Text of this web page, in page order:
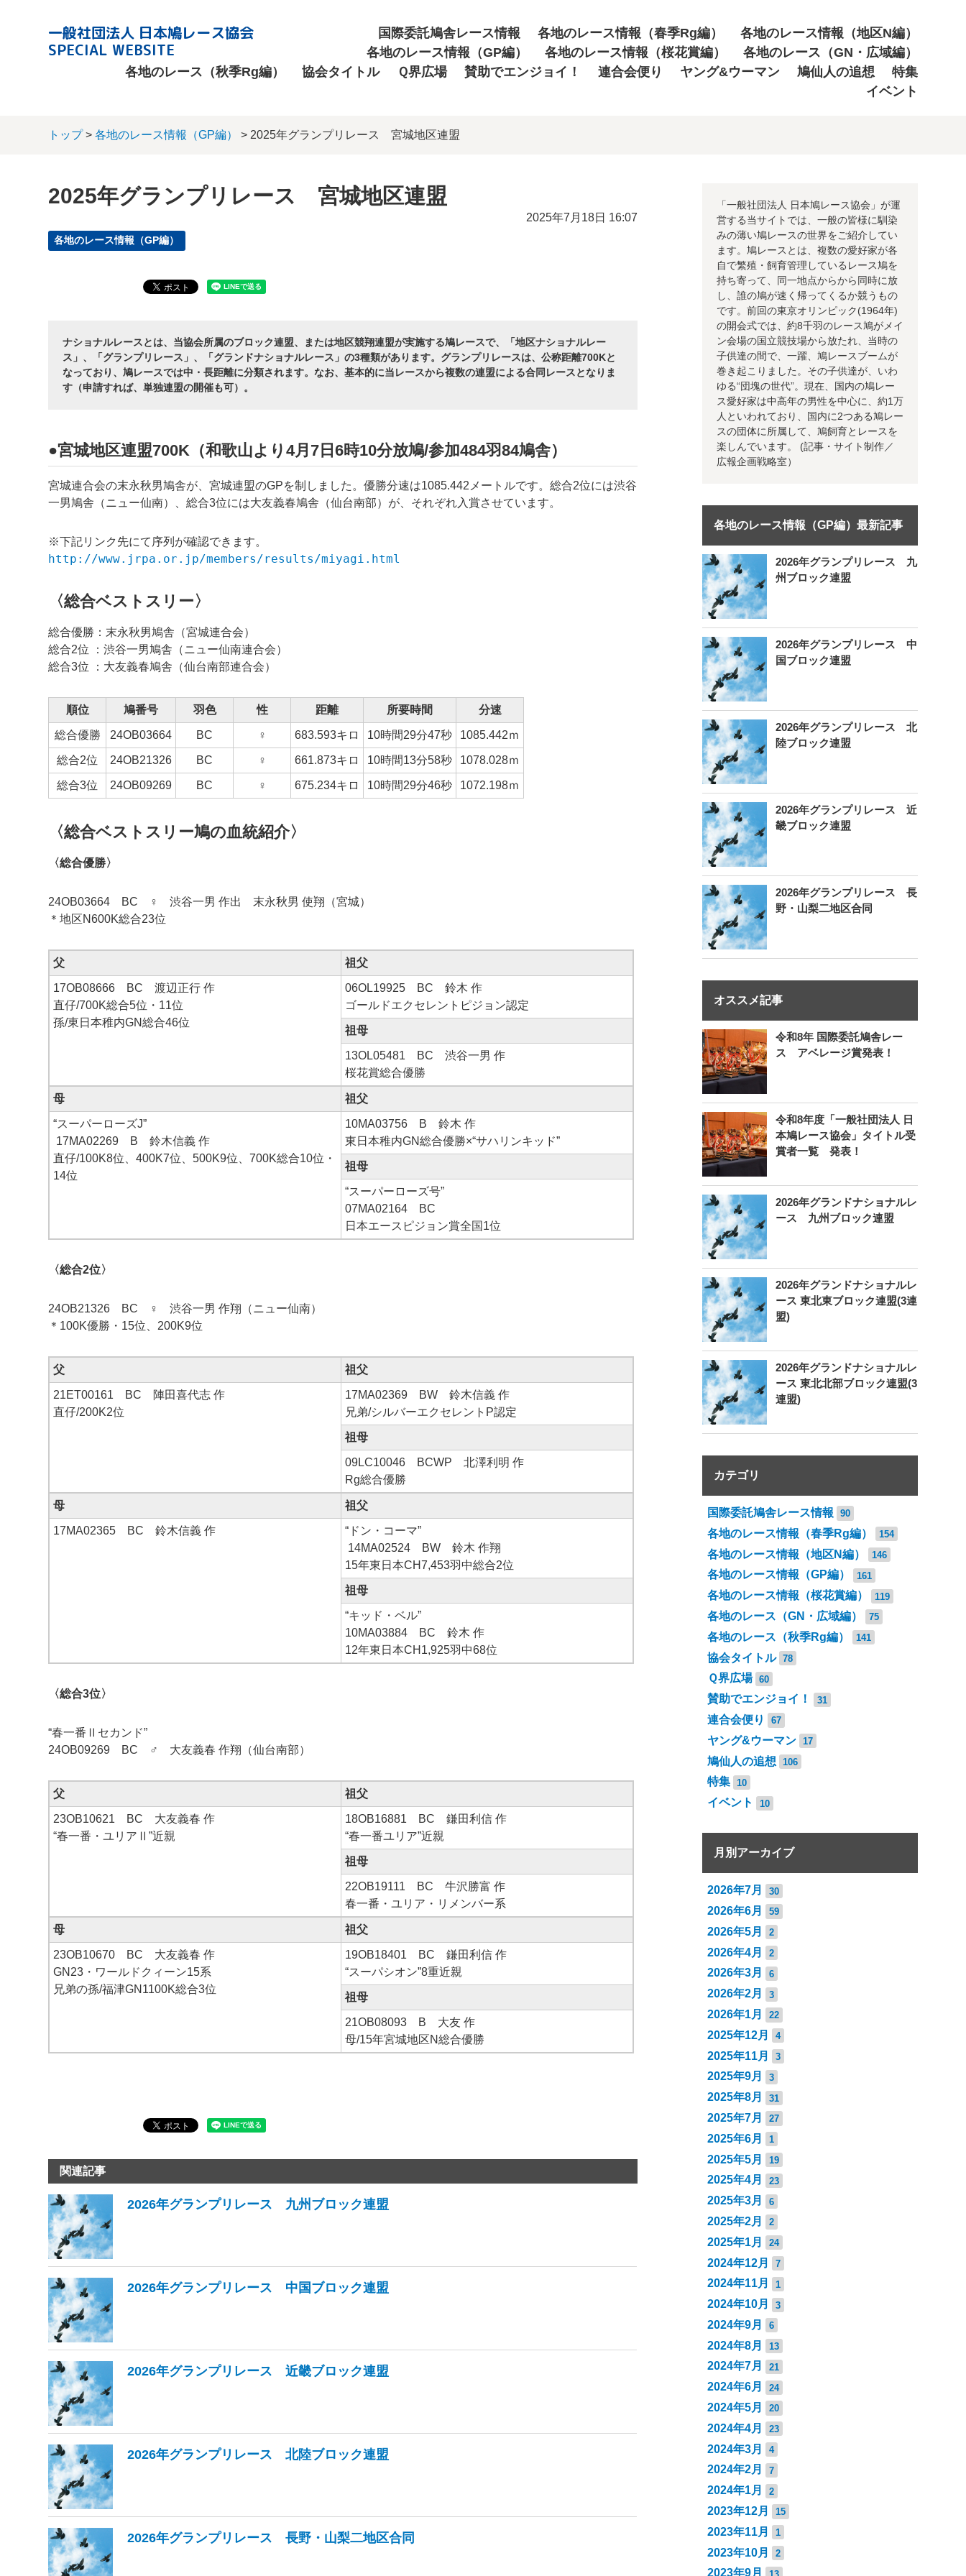
一般社団法人 日本鳩レース協会
SPECIAL WEBSITE
国際委託鳩舎レース情報 各地のレース情報（春季Rg編）
各地のレース情報（地区N編）
各地のレース情報（GP編）
各地のレース情報（桜花賞編）
各地のレース（GN・広域編）
各地のレース（秋季Rg編）
協会タイトル Ｑ界広場 賛助でエンジョイ！ 連合会便り ヤング&ウーマン 鳩仙人の追想
特集
イベント
トップ>各地のレース情報（GP編） > 2025年グランプリレース 宮城地区連盟
2025年グランプリレース 宮城地区連盟
2025年7月18日 16:07
各地のレース情報（GP編）
ナショナルレースとは、当協会所属のブロック連盟、または地区競翔連盟が実施する鳩レースで、「地区ナショナルレー
ス」、「グランプリレース」、「グランドナショナルレース」の3種類があります。グランプリレースは、公称距離700Kと
なっており、鳩レースでは中・長距離に分類されます。なお、基本的に当レースから複数の連盟による合同レースとなりま
す（申請すれば、単独連盟の開催も可）。
●宮城地区連盟700K（和歌山より4月7日6時10分放鳩/参加484羽84鳩舎）
宮城連合会の末永秋男鳩舎が、宮城連盟のGPを制しました。優勝分速は1085.442 メートルです。総合2位には渋谷
一男鳩舎（ニュー仙南）、総合3位には大友義春鳩舎（仙台南部）が、それぞれ入賞させています。
※下記リンク先にて序列が確認できます。
http://www.jrpa.or.jp/members/results/miyagi.html
〈総合ベストスリー〉
総合優勝： 末永秋男鳩舎（宮城連合会）
総合2位 ：渋谷一男鳩舎（ニュー仙南連合会）
総合3位 ： 大友義春鳩舎（仙台南部連合会）
順位 鳩番号 羽色 性 距離 所要時間 分速
総合優勝 24OB03664 BC ♀ 683.593キロ 10時間29分47秒 1085.442ｍ
総合2位 24OB21326 BC ♀ 661.873キロ 10時間13分58秒 1078.028ｍ
総合3位 24OB09269 BC ♀ 675.234キロ 10時間29分46秒 1072.198ｍ
〈総合ベストスリー鳩の血統紹介〉
〈総合優勝〉
24OB03664 BC ♀ 渋谷一男 作出 末永秋男 使翔（宮城）
＊地区N600K総合23位
父 祖父
17OB08666 BC 渡辺正行 作
直仔/700K総合5位・11位
孫/東日本稚内GN総合46位
06OL19925 BC 鈴木 作
ゴールドエクセレントピジョン認定
祖母
13OL05481 BC 渋谷一男 作
桜花賞総合優勝
母 祖父
“スーパーローズJ”
17MA02269 B 鈴木信義 作
直仔/100K8位、400K7位、500K9位、700K総合10位・
14位
10MA03756 B 鈴木 作
東日本稚内GN総合優勝×“サハリンキッド”
祖母
“スーパーローズ号”
07MA02164 BC
日本エースピジョン賞全国1位
〈総合2位〉
24OB21326 BC ♀ 渋谷一男 作翔（ニュー仙南）
＊100K優勝・15位、200K9位
父 祖父
21ET00161 BC 陣田喜代志 作
直仔/200K2位
17MA02369 BW 鈴木信義 作
兄弟/シルバーエクセレントP認定
祖母
09LC10046 BCWP 北澤利明 作
Rg総合優勝
母 祖父
17MA02365 BC 鈴木信義 作
“ドン・コーマ”
14MA02524 BW 鈴木 作翔
15年東日本CH7,453羽中総合2位
祖母
“キッド・ベル”
10MA03884 BC 鈴木 作
12年東日本CH1,925羽中68位
〈総合3位〉
“春一番Ⅱセカンド”
24OB09269 BC ♂ 大友義春 作翔（仙台南部）
父 祖父
23OB10621 BC 大友義春 作
“春一番・ユリアⅡ”近親
18OB16881 BC 鎌田利信 作
“春一番ユリア”近親
祖母
22OB19111 BC 牛沢勝富 作
春一番・ユリア・リメンバー系
母 祖父
23OB10670 BC 大友義春 作
GN23・ワールドクィーン15系
兄弟の孫/福津GN1100K総合3位
19OB18401 BC 鎌田利信 作
“スーパシオン”8重近親
祖母
21OB08093 B 大友 作
母/15年宮城地区N総合優勝
関連記事
2026年グランプリレース 九州ブロック連盟
2026年グランプリレース 中国ブロック連盟
2026年グランプリレース 近畿ブロック連盟
2026年グランプリレース 北陸ブロック連盟
2026年グランプリレース 長野・山梨二地区合同
「一般社団法人 日本鳩レース協会」が運
営する当サイトでは、一般の皆様に馴染
みの薄い鳩レースの世界をご紹介してい
ます。鳩レースとは、複数の愛好家が各
自で繁殖・飼育管理しているレース鳩を
持ち寄って、同一地点からから同時に放
し、誰の鳩が速く帰ってくるか競うもの
です。前回の東京オリンピック(1964年)
の開会式では、約8千羽のレース鳩がメイ
ン会場の国立競技場から放たれ、当時の
子供達の間で、一躍、鳩レースブームが
巻き起こりました。その子供達が、いわ
ゆる“団塊の世代”。現在、国内の鳩レー
ス愛好家は中高年の男性を中心に、約1万
人といわれており、国内に2つある鳩レー
スの団体に所属して、鳩飼育とレースを
楽しんでいます。 (記事・サイト制作／
広報企画戦略室）
各地のレース情報（GP編）最新記事
2026年グランプリレース 九
州ブロック連盟
2026年グランプリレース 中
国ブロック連盟
2026年グランプリレース 北
陸ブロック連盟
2026年グランプリレース 近
畿ブロック連盟
2026年グランプリレース 長
野・山梨二地区合同
オススメ記事
令和8年 国際委託鳩舎レー
ス アベレージ賞発表！
令和8年度「一般社団法人 日
本鳩レース協会」タイトル受
賞者一覧 発表！
2026年グランドナショナルレ
ース 九州ブロック連盟
2026年グランドナショナルレ
ース 東北東ブロック連盟(3連
盟)
2026年グランドナショナルレ
ース 東北北部ブロック連盟(3
連盟)
カテゴリ
国際委託鳩舎レース情報 90
各地のレース情報（春季Rg編） 154
各地のレース情報（地区N編） 146
各地のレース情報（GP編） 161
各地のレース情報（桜花賞編） 119
各地のレース（GN・広域編） 75
各地のレース（秋季Rg編） 141
協会タイトル 78
Ｑ界広場 60
賛助でエンジョイ！ 31
連合会便り 67
ヤング&ウーマン 17
鳩仙人の追想 106
特集 10
イベント 10
月別アーカイブ
2026年7月 30
2026年6月 59
2026年5月 2
2026年4月 2
2026年3月 6
2026年2月 3
2026年1月 22
2025年12月 4
2025年11月 3
2025年9月 3
2025年8月 31
2025年7月 27
2025年6月 1
2025年5月 19
2025年4月 23
2025年3月 6
2025年2月 2
2025年1月 24
2024年12月 7
2024年11月 1
2024年10月 3
2024年9月 6
2024年8月 13
2024年7月 21
2024年6月 24
2024年5月 20
2024年4月 23
2024年3月 4
2024年2月 7
2024年1月 2
2023年12月 15
2023年11月 1
2023年10月 2
2023年9月 13